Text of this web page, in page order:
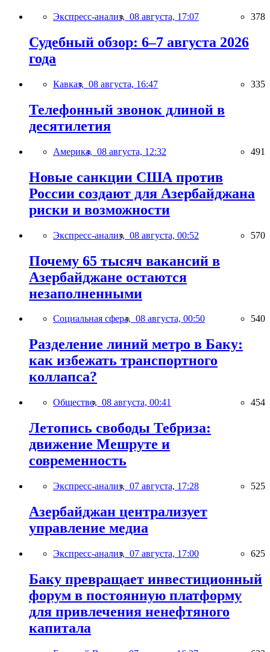
Экспресс-анализ, 08 августа, 17:07 378
Судебный обзор: 6–7 августа 2026
года
Кавказ, 08 августа, 16:47 335
Телефонный звонок длиной в
десятилетия
Америка, 08 августа, 12:32 491
Новые санкции США против
России создают для Азербайджана
риски и возможности
Экспресс-анализ, 08 августа, 00:52 570
Почему 65 тысяч вакансий в
Азербайджане остаются
незаполненными
Социальная сфера, 08 августа, 00:50 540
Разделение линий метро в Баку:
как избежать транспортного
коллапса?
Общество, 08 августа, 00:41 454
Летопись свободы Тебриза:
движение Мешруте и
современность
Экспресс-анализ, 07 августа, 17:28 525
Азербайджан централизует
управление медиа
Экспресс-анализ, 07 августа, 17:00 625
Баку превращает инвестиционный
форум в постоянную платформу
для привлечения ненефтяного
капитала